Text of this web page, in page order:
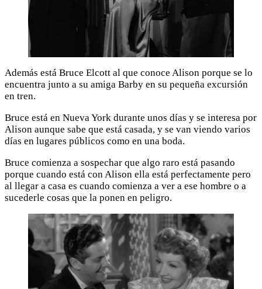
Además está Bruce Elcott al que conoce Alison porque se lo
encuentra junto a su amiga Barby en su pequeña excursión
en tren.
Bruce está en Nueva York durante unos días y se interesa por
Alison aunque sabe que está casada, y se van viendo varios
días en lugares públicos como en una boda.
Bruce comienza a sospechar que algo raro está pasando
porque cuando está con Alison ella está perfectamente pero
al llegar a casa es cuando comienza a ver a ese hombre o a
sucederle cosas que la ponen en peligro.